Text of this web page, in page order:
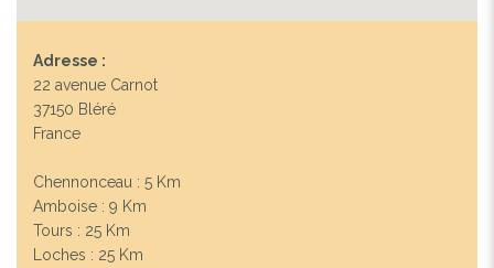
Adresse :
22 avenue Carnot
37150 Bléré
France
Chennonceau : 5 Km
Amboise : 9 Km
Tours : 25 Km
Loches : 25 Km